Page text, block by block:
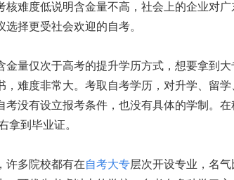
核难度低说明含金量不高，社会上的企业对
选择更受社会欢迎的自考。
金量仅次于高考的提升学历方式，想要拿到
，难度非常大。考取自考学历，对升学、留
考没有设立报考条件，也没有具体的学制。
拿到毕业证。
许多院校都有在自考大专层次开设专业，名